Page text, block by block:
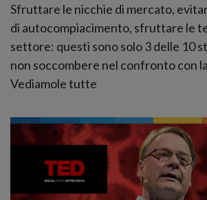
Sfruttare le nicchie di mercato,
di autocompiacimento, sfruttare le
settore: questi sono solo 3 delle 10
non soccombere nel confronto con
Vediamole tutte